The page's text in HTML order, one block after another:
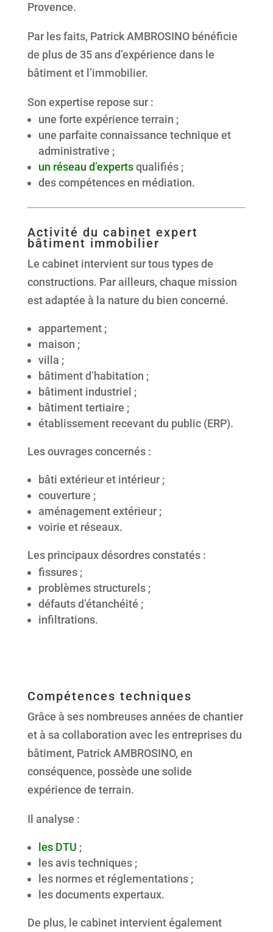
Provence.
Par les faits, Patrick AMBROSINO bénéficie
de plus de 35 ans d’expérience dans le
bâtiment et l’immobilier.
Son expertise repose sur :
une forte expérience terrain ;
une parfaite connaissance technique et
administrative ;
un réseau d’expertsqualifiés ;
des compétences en médiation.
Activité du cabinet expert
bâtiment immobilier
Le cabinet intervient sur tous types de
constructions. Par ailleurs, chaque mission
est adaptée à la nature du bien concerné.
appartement ;
maison ;
villa ;
bâtiment d’habitation ;
bâtiment industriel ;
bâtiment tertiaire ;
établissement recevant du public (ERP).
Les ouvrages concernés :
bâti extérieur et intérieur ;
couverture ;
aménagement extérieur ;
voirie et réseaux.
Les principaux désordres constatés :
fissures ;
problèmes structurels ;
défauts d’étanchéité ;
infiltrations.
Compétences techniques
Grâce à ses nombreuses années de chantier
et à sa collaboration avec les entreprises du
bâtiment, Patrick AMBROSINO, en
conséquence, possède une solide
expérience de terrain.
Il analyse :
les DTU ;
les avis techniques ;
les normes et réglementations ;
les documents expertaux.
De plus, le cabinet intervient également